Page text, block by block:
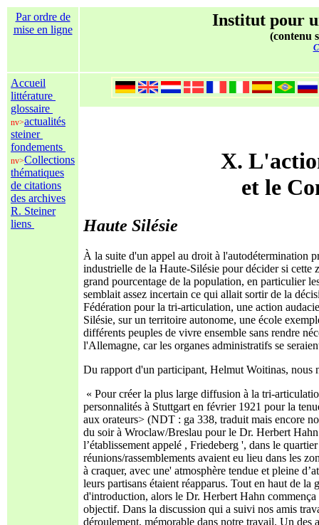
Par ordre de
mise en ligne
Institut pour
(contenu
Accueil
littérature
glossaire
nv>actualités
steiner
fondements
nv>Collections
thématiques
de citations
des archives
R. Steiner
liens
X.
et le
Haute Silésie
À la suite d'un appel au droit à l'autodétermination
industrielle de la Haute-Silésie pour décider si
grand pourcentage de la population, en particulier
semblait assez incertain ce qui allait sortir de la
Fédération pour la tri-articulation, une action
Silésie, sur un territoire autonome, une école
différents peuples de vivre ensemble sans rendre
l'Allemagne, car les organes administratifs se
Du rapport d'un participant, Helmut Woitinas, nous
« Pour créer la plus large diffusion à la tri-
personnalités à Stuttgart en février 1921 pour la
aux orateurs> (NDT : ga 338, traduit mais encore
du soir à Wroclaw/Breslau pour le Dr. Herbert
l’établissement appelé , Friedeberg ', dans le
réunions/rassemblements avaient eu lieu dans les
à craquer, avec une' atmosphère tendue et pleine
leurs partisans étaient réapparus. Tout en haut de
d'introduction, alors le Dr. Herbert Hahn
objectif. Dans la discussion qui a suivi nos amis
déroulement, mémorable dans notre travail. Un des